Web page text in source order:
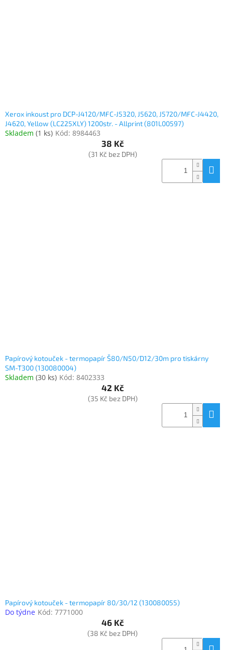
Xerox inkoust pro DCP-J4120/MFC-J5320, J5620, J5720/MFC-J4420,
J4620, Yellow (LC225XLY) 1200str. - Allprint (801L00597)
Skladem (1 ks) Kód: 8984463
38 Kč
(31 Kč bez DPH)
Papírový kotouček - termopapír Š80/N50/D12/30m pro tiskárny
SM-T300 (130080004)
Skladem (30 ks) Kód: 8402333
42 Kč
(35 Kč bez DPH)
Papírový kotouček - termopapír 80/30/12 (130080055)
Do týdne Kód: 7771000
46 Kč
(38 Kč bez DPH)